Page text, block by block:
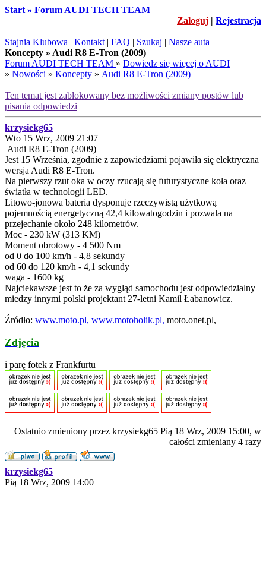
Start » Forum AUDI TECH TEAM
Zaloguj | Rejestracja
Stajnia Klubowa | Kontakt | FAQ | Szukaj | Nasze auta
Koncepty » Audi R8 E-Tron (2009)
Forum AUDI TECH TEAM » Dowiedz się więcej o AUDI
» Nowości » Koncepty » Audi R8 E-Tron (2009)
Ten temat jest zablokowany bez możliwości zmiany postów lub
pisania odpowiedzi
krzysiekg65
Wto 15 Wrz, 2009 21:07
Audi R8 E-Tron (2009)
Jest 15 Września, zgodnie z zapowiedziami pojawiła się elektryczna
wersja Audi R8 E-Tron.
Na pierwszy rzut oka w oczy rzucają się futurystyczne koła oraz
światła w technologii LED.
Litowo-jonowa bateria dysponuje rzeczywistą użytkową
pojemnością energetyczną 42,4 kilowatogodzin i pozwala na
przejechanie około 248 kilometrów.
Moc - 230 kW (313 KM)
Moment obrotowy - 4 500 Nm
od 0 do 100 km/h - 4,8 sekundy
od 60 do 120 km/h - 4,1 sekundy
waga - 1600 kg
Najciekawsze jest to że za wygląd samochodu jest odpowiedzialny
miedzy innymi polski projektant 27-letni Kamil Łabanowicz.
Źródło: www.moto.pl, www.motoholik.pl, moto.onet.pl,
Zdjęcia
i parę fotek z Frankfurtu
Ostatnio zmieniony przez krzysiekg65 Pią 18 Wrz, 2009 15:00, w
całości zmieniany 4 razy
krzysiekg65
Pią 18 Wrz, 2009 14:00